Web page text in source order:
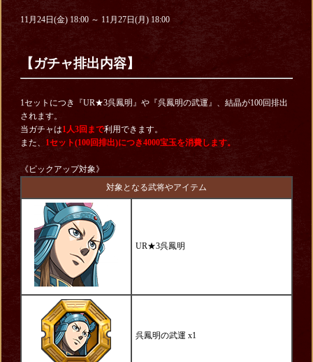
11月24日(金) 18:00 ～ 11月27日(月) 18:00
【ガチャ排出内容】
1セットにつき『UR★3呉鳳明』や『呉鳳明の武運』、結晶が100回排出
されます。
当ガチャは1人3回まで利用できます。
また、 1セット(100回排出)につき4000宝玉を消費します。
《ピックアップ対象》
対象となる武将やアイテム
UR★3呉鳳明
呉鳳明の武運 x1